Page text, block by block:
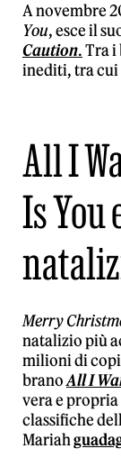
A novembre
You, esce il
Caution.Tra i
inediti, tra cui
All I
Is You
Merry
natalizio più
milioni di
branoAll I
vera e
classifiche
Mariah